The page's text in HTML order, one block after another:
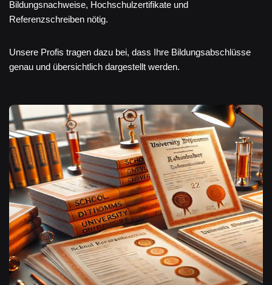
Bildungsnachweise, Hochschulzertifikate und
Referenzschreiben nötig.
Unsere Profis tragen dazu bei, dass Ihre Bildungsabschlüsse
genau und übersichtlich dargestellt werden.